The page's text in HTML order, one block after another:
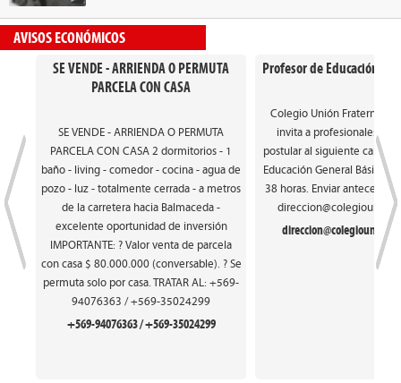
AVISOS ECONÓMICOS
SE VENDE - ARRIENDA O PERMUTA
PARCELA CON CASA
SE VENDE - ARRIENDA O PERMUTA
PARCELA CON CASA 2 dormitorios - 1
baño - living - comedor - cocina - agua de
pozo - luz - totalmente cerrada - a metros
de la carretera hacia Balmaceda -
excelente oportunidad de inversión
IMPORTANTE: ? Valor venta de parcela
con casa $ 80.000.000 (conversable). ? Se
permuta solo por casa. TRATAR AL: +569-
94076363 / +569-35024299
+569-94076363 / +569-35024299
Profesor de Educación
Colegio Unión Fraterna de
invita a profesionales
postular al siguiente cargo:
Educación General Básica.
38 horas. Enviar